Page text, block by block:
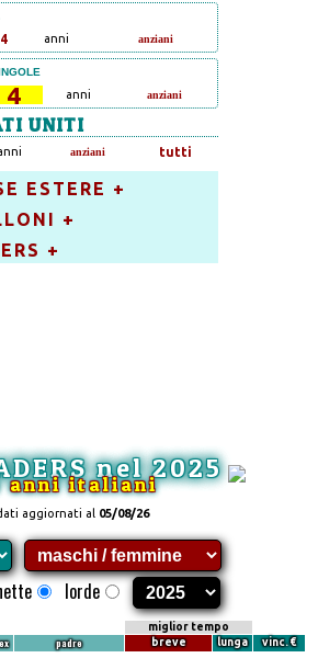
4 anni anziani
4 anni anziani
UNITI
anziani tutti
ESTERE +
+
+
nel 2025
anni italiani
aggiornati al 05/08/26
lorde
miglior tempo
padre breve lunga vinc. €